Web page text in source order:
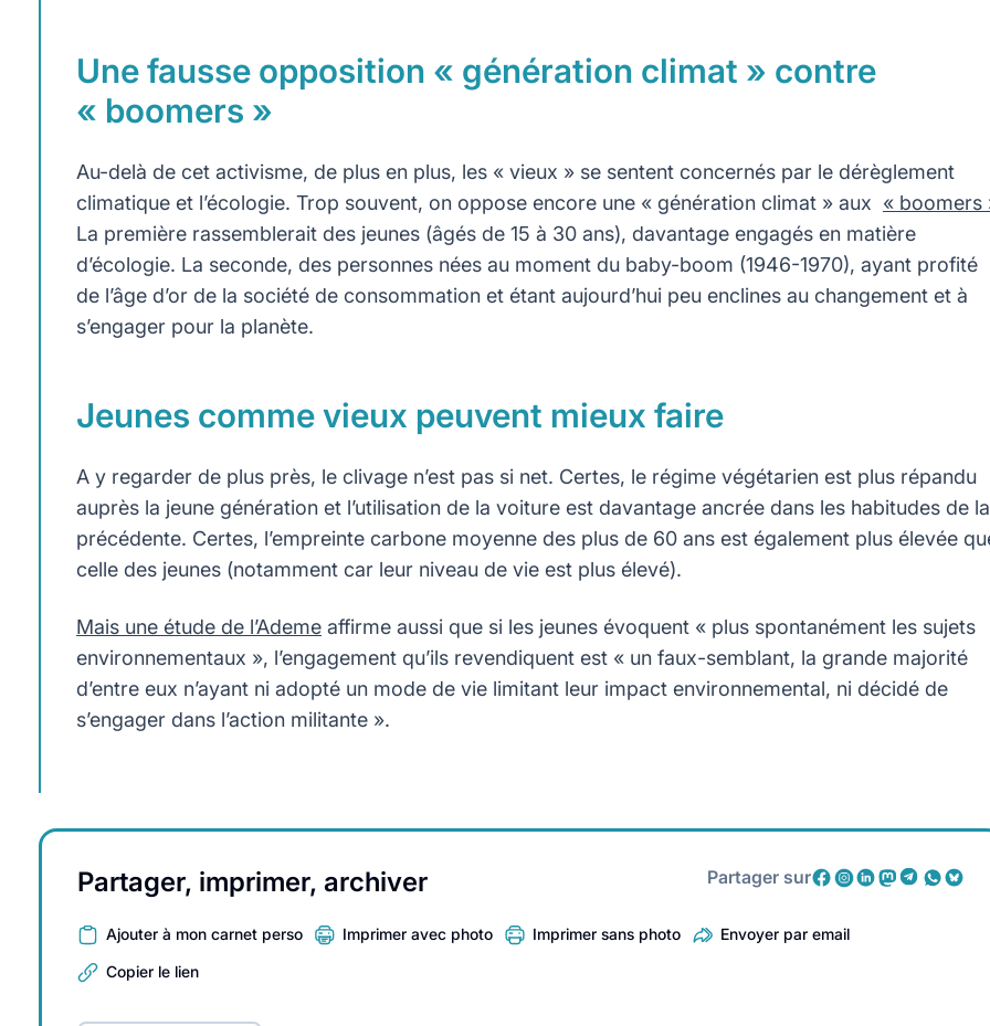
Une fausse opposition « génération climat » contre
« boomers »
Au-delà de cet activisme, de plus en plus, les « vieux » se sentent concernés par le dérèglement
climatique et l’écologie. Trop souvent, on oppose encore une « génération climat » aux « boomers
La première rassemblerait des jeunes (âgés de 15 à 30 ans), davantage engagés en matière
d’écologie. La seconde, des personnes nées au moment du baby-boom (1946-1970), ayant profité
de l’âge d’or de la société de consommation et étant aujourd’hui peu enclines au changement et à
s’engager pour la planète.
Jeunes comme vieux peuvent mieux faire
A y regarder de plus près, le clivage n’est pas si net. Certes, le régime végétarien est plus répandu
auprès la jeune génération et l’utilisation de la voiture est davantage ancrée dans les habitudes de la
précédente. Certes, l’empreinte carbone moyenne des plus de 60 ans est également plus élevée
celle des jeunes (notamment car leur niveau de vie est plus élevé).
Mais une étude de l’Ademe affirme aussi que si les jeunes évoquent « plus spontanément les sujets
environnementaux », l’engagement qu’ils revendiquent est « un faux-semblant, la grande majorité
d’entre eux n’ayant ni adopté un mode de vie limitant leur impact environnemental, ni décidé de
s’engager dans l’action militante ».
Partager, imprimer, archiver Partager sur
Ajouter à mon carnet perso Imprimer avec photo Imprimer sans photo Envoyer par email
Copier le lien